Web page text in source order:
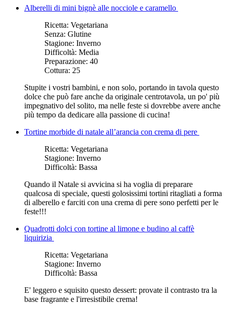
Alberelli di mini bignè alle nocciole e caramello
Ricetta: Vegetariana
Senza: Glutine
Stagione: Inverno
Difficoltà: Media
Preparazione: 40
Cottura: 25
Stupite i vostri bambini, e non solo, portando in tavola questo
dolce che può fare anche da originale centrotavola, un po' più
impegnativo del solito, ma nelle feste si dovrebbe avere anche
più tempo da dedicare alla passione di cucina!
Tortine morbide di natale all’arancia con crema di pere
Ricetta: Vegetariana
Stagione: Inverno
Difficoltà: Bassa
Quando il Natale si avvicina si ha voglia di preparare
qualcosa di speciale, questi golosissimi tortini ritagliati a forma
di alberello e farciti con una crema di pere sono perfetti per le
feste!!!
Quadrotti dolci con tortine al limone e budino al caffè
liquirizia
Ricetta: Vegetariana
Stagione: Inverno
Difficoltà: Bassa
E' leggero e squisito questo dessert: provate il contrasto tra la
base fragrante e l'irresistibile crema!